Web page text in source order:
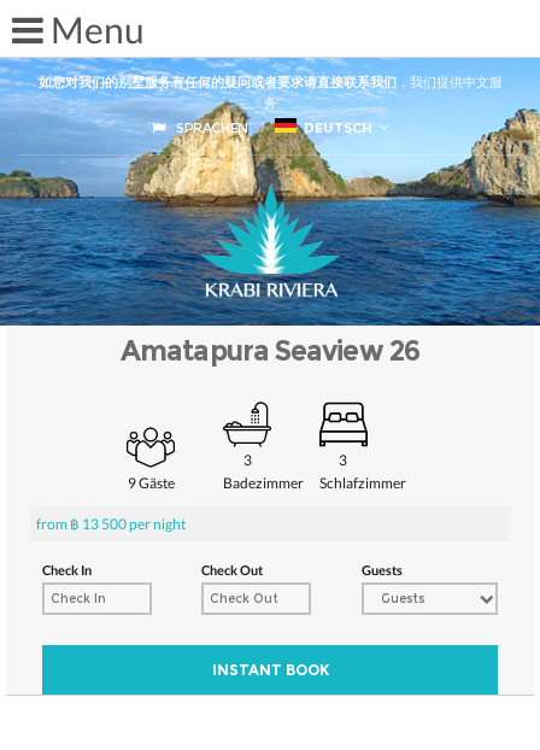
如您对我们的别墅服务有任何的疑问或者要求请直接联系我们，我们提供中文服
务
SPRACHEN
DEUTSCH
Amatapura Seaview 26
9 Gäste
3
Badezimmer
3
Schlafzimmer
from ฿ 13 500 per night
Check In Check Out
Guests
Guests
INSTANT BOOK